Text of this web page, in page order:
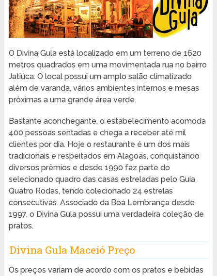
O Divina Gula está localizado em um terreno de 1620
metros quadrados em uma movimentada rua no bairro
Jatiúca. O local possui um amplo salão climatizado
além de varanda, vários ambientes internos e mesas
próximas a uma grande área verde.
Bastante aconchegante, o estabelecimento acomoda
400 pessoas sentadas e chega a receber até mil
clientes por dia. Hoje o restaurante é um dos mais
tradicionais e respeitados em Alagoas, conquistando
diversos prêmios e desde 1990 faz parte do
selecionado quadro das casas estreladas pelo Guia
Quatro Rodas, tendo colecionado 24 estrelas
consecutivas. Associado da Boa Lembrança desde
1997, o Divina Gula possui uma verdadeira coleção de
pratos.
Divina Gula Maceió Preço
Os preços variam de acordo com os pratos e bebidas